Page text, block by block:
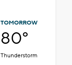
TOMORROW
80°
Thunderstorm